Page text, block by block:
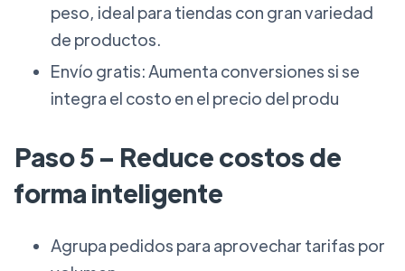
peso, ideal para tiendas con gran variedad
de productos.
Envío gratis: Aumenta conversiones si se
integra el costo en el precio del produ
Paso 5 – Reduce costos de
forma inteligente
Agrupa pedidos para aprovechar tarifas por